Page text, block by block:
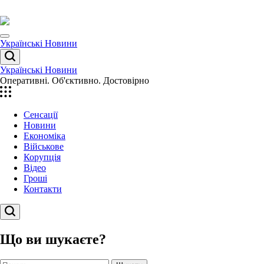
до
вмісту
Menu
Українські Новини
Пошук
Українські Новини
Оперативні. Об'єктивно. Достовірно
Сенсації
Новини
Економіка
Військове
Корупція
Відео
Гроші
Контакти
Пошук
Що ви шукаєте?